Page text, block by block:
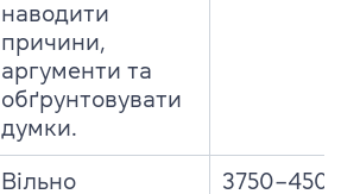
наводити
причини,
аргументи та
обґрунтовувати
думки.
Вільно